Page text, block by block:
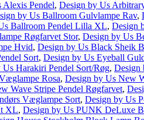
Alexis Pendel, Design by Us
by Us Ballroom Gulvlampe Rav,
Ballroom Pendel Lilla XL, Design
Røgfarvet Stor, Design by Us
Hvid, Design by Us Black Sheik
Sort, Design by Us Eyeball
Us Harakiri Pendel Sort/Røg, Design
Rosa, Design by Us New
Wave Stripe Pendel Røgfarvet,
Væglampe Sort, Design by Us
XL, Design by Us PUNK DeLuxe